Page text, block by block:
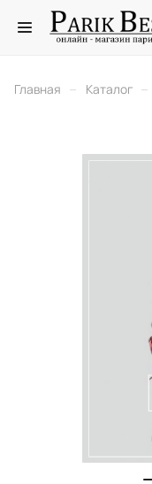
Главная – Каталог –